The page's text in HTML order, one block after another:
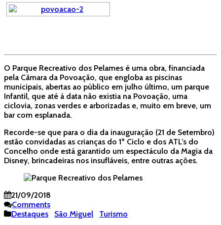
O Parque Recreativo dos Pelames é uma obra, financiada
pela Câmara da Povoação, que engloba as piscinas
municipais, abertas ao público em julho último, um parque
Infantil, que até à data não existia na Povoação, uma
ciclovia, zonas verdes e arborizadas e, muito em breve, um
bar com esplanada.
Recorde-se que para o dia da inauguração (21 de Setembro)
estão convidadas as crianças do 1º Ciclo e dos ATL’s do
Concelho onde está garantido um espectáculo da Magia da
Disney, brincadeiras nos insufláveis, entre outras ações.
21/09/2018
Comments
Destaques
São Miguel Turismo